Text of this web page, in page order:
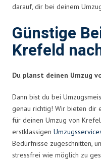
darauf, dir bei deinem
Günstige
Krefeld
Du planst deinen Umzug
Dann bist du bei
genau richtig! Wir bieten dir
für deinen Umzug von
erstklassigen
Bedürfnisse zugeschnitten,
stressfrei wie möglich zu